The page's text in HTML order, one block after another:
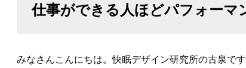
仕事ができる人ほどパフォーマ
みなさんこんにちは。快眠デザイン研究所の古泉です